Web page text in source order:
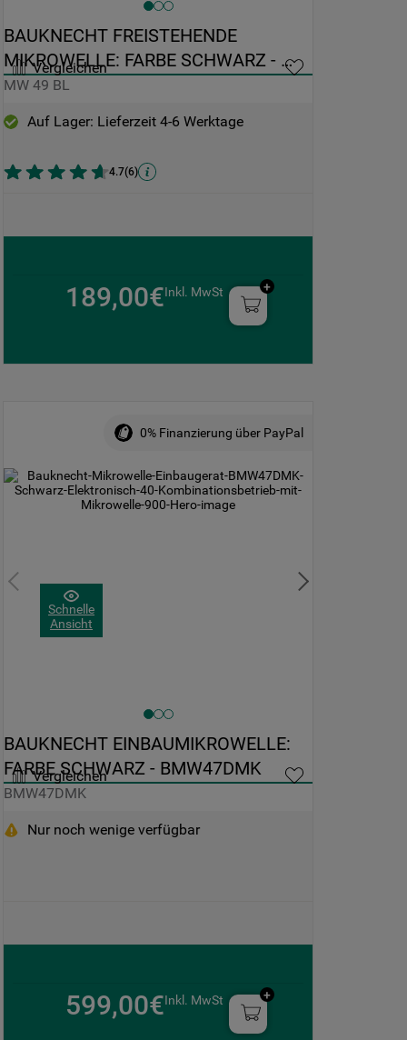
Vergleichen
BAUKNECHT FREISTEHENDE
MIKROWELLE: FARBE SCHWARZ -
MW 49 BL
MW 49 BL
Auf Lager: Lieferzeit 4-6 Werktage
4.7(6)
189,00€Inkl. MwSt
Schnelle
Ansicht
0% Finanzierung über PayPal
Vergleichen
BAUKNECHT EINBAUMIKROWELLE:
FARBE SCHWARZ - BMW47DMK
BMW47DMK
Nur noch wenige verfügbar
599,00€Inkl. MwSt